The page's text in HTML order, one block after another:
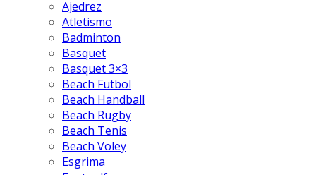
Ajedrez
Atletismo
Badminton
Basquet
Basquet 3×3
Beach Futbol
Beach Handball
Beach Rugby
Beach Tenis
Beach Voley
Esgrima